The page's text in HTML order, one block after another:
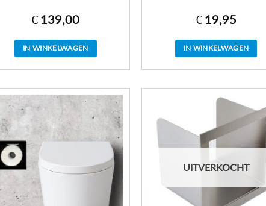
€ 139,00
IN WINKELWAGEN
€ 19,95
IN WINKELWAGEN
UITVERKOCHT